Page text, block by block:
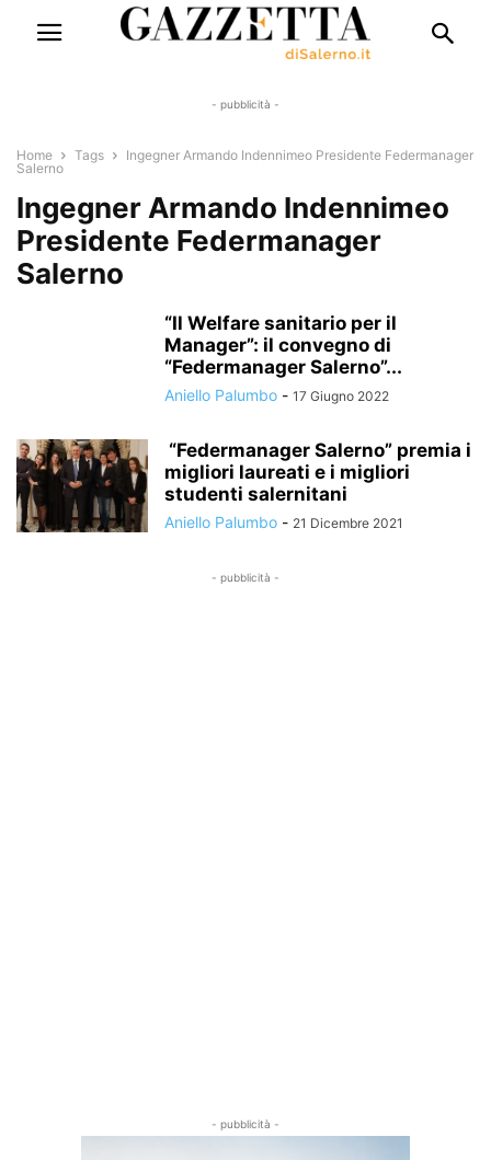
- pubblicità -
Home Tags
Ingegner Armando Indennimeo Presidente Federmanager
Salerno
Ingegner Armando Indennimeo
Presidente Federmanager
Salerno
“Il Welfare sanitario per il
Manager”: il convegno di
“Federmanager Salerno”...
Aniello Palumbo - 17 Giugno 2022
“Federmanager Salerno” premia i
migliori laureati e i migliori
studenti salernitani
Aniello Palumbo - 21 Dicembre 2021
- pubblicità -
- pubblicità -